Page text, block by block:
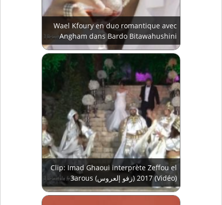
Wael Kfoury en duo romantique avec
Angham dans Bardo Bitawahushini
Clip: Imad Ghaoui interprète Zeffou el
3arous (زفو إلعروس) 2017 (Vidéo)